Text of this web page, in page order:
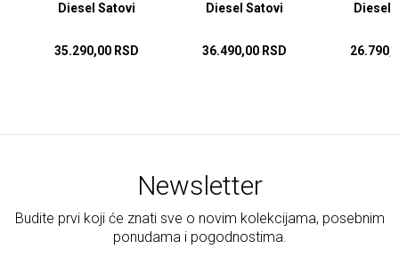
Diesel Satovi
35.290,00 RSD
Diesel Satovi
36.490,00 RSD
Diesel
Newsletter
Budite prvi koji će znati sve o novim kolekcijama, posebnim
ponudama i pogodnostima.